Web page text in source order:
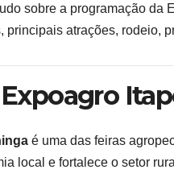
sobre a programação da
principais atrações, rodeio,
é uma das feiras
local e fortalece o setor